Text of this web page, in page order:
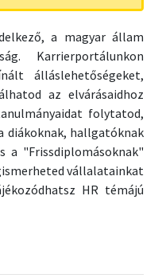
a magyar állam
Karrierportálunkon
álláslehetőségeket,
az elvárásaidhoz
folytatod,
diákoknak, hallgatóknak
"Frissdiplomásoknak"
vállalatainkat
HR témájú